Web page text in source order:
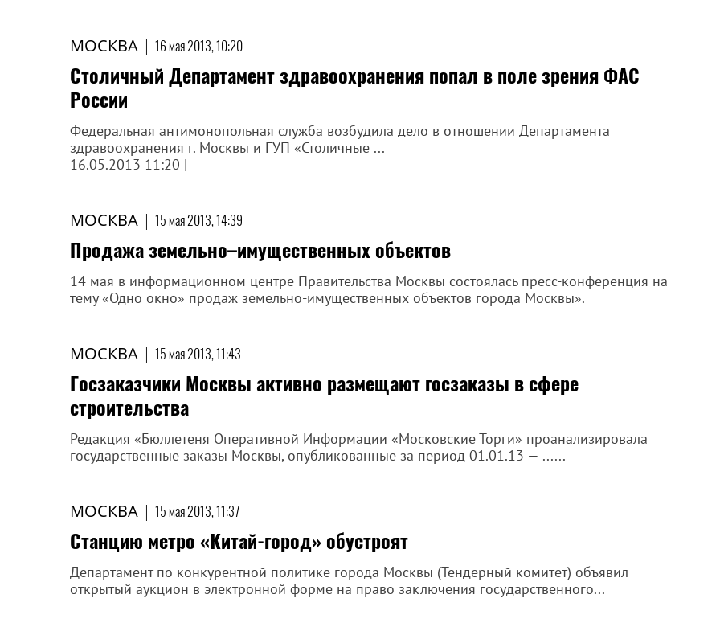
МОСКВА | 16 мая 2013, 10:20
Столичный Департамент здравоохранения попал в поле зрения ФАС
России
Федеральная антимонопольная служба возбудила дело в отношении Департамента
здравоохранения г. Москвы и ГУП «Столичные ...
16.05.2013 11:20 |
МОСКВА | 15 мая 2013, 14:39
Продажа земельно–имущественных объектов
14 мая в информационном центре Правительства Москвы состоялась пресс-конференция на
тему «Одно окно» продаж земельно-имущественных объектов города Москвы».
МОСКВА | 15 мая 2013, 11:43
Госзаказчики Москвы активно размещают госзаказы в сфере
строительства
Редакция «Бюллетеня Оперативной Информации «Мос­ковские Торги» проанализировала
государственные заказы Москвы, опубликованные за период 01.01.13 — ......
МОСКВА | 15 мая 2013, 11:37
Станцию метро «Китай-город» обустроят
Департамент по конкурентной политике города Москвы (Тендерный комитет) объявил
открытый аукцион в электронной форме на право заключения государственного...